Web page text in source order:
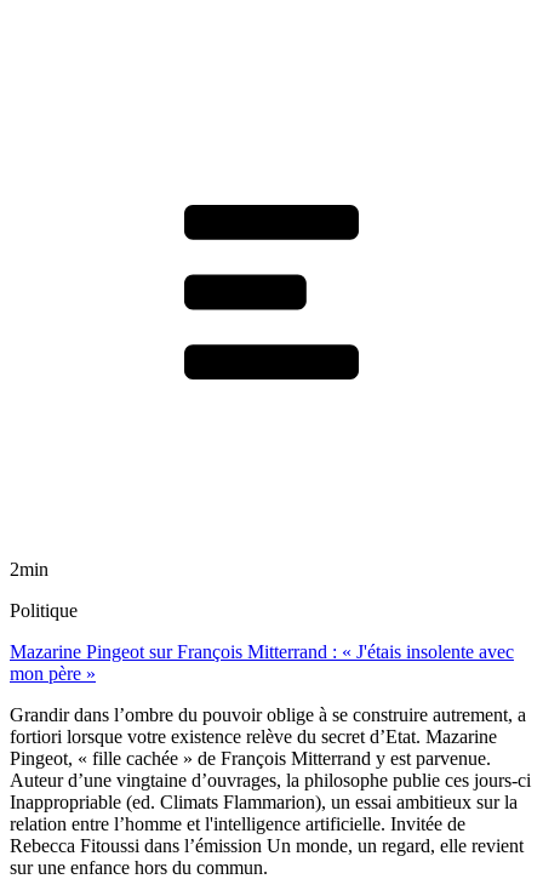
2min
Politique
Mazarine Pingeot sur François Mitterrand : « J'étais insolente avec
mon père »
Grandir dans l’ombre du pouvoir oblige à se construire autrement, a
fortiori lorsque votre existence relève du secret d’Etat. Mazarine
Pingeot, « fille cachée » de François Mitterrand y est parvenue.
Auteur d’une vingtaine d’ouvrages, la philosophe publie ces jours-ci
Inappropriable (ed. Climats Flammarion), un essai ambitieux sur la
relation entre l’homme et l'intelligence artificielle. Invitée de
Rebecca Fitoussi dans l’émission Un monde, un regard, elle revient
sur une enfance hors du commun.